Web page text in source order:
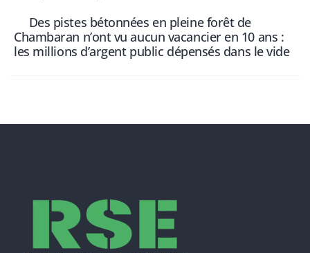
Des pistes bétonnées en pleine forêt de
Chambaran n’ont vu aucun vacancier en 10 ans :
les millions d’argent public dépensés dans le vide